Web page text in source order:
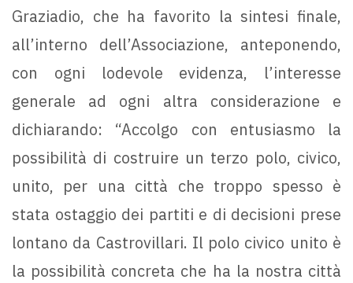
Graziadio, che ha favorito la sintesi finale,
all’interno dell’Associazione, anteponendo,
con ogni lodevole evidenza, l’interesse
generale ad ogni altra considerazione e
dichiarando: “Accolgo con entusiasmo la
possibilità di costruire un terzo polo, civico,
unito, per una città che troppo spesso è
stata ostaggio dei partiti e di decisioni prese
lontano da Castrovillari. Il polo civico unito è
la possibilità concreta che ha la nostra città